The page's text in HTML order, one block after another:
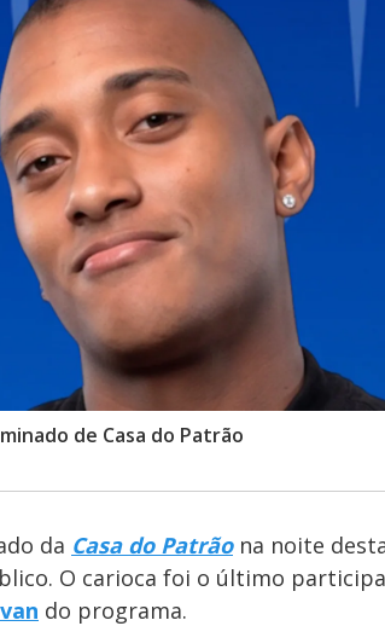
de Casa do Patrão
da Casa do Patrão na noite
O carioca foi o último
do programa.